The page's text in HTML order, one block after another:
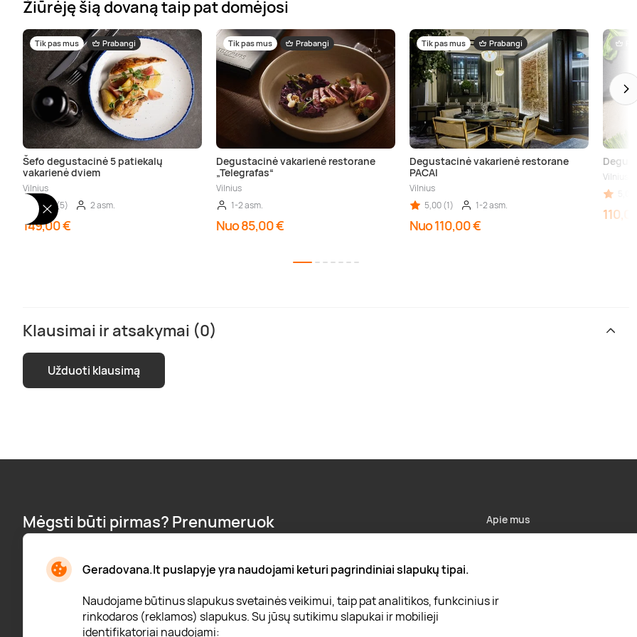
Geradovana.lt puslapyje yra naudojami keturi pagrindiniai slapukų tipai.
Naudojame būtinus slapukus svetainės veikimui, taip pat analitikos, funkcinius ir
rinkodaros (reklamos) slapukus. Su jūsų sutikimu slapukai ir mobilieji
identifikatoriai naudojami:
Žiūrėję šią dovaną taip pat domėjosi
Tik pas mus Prabangi
Šefo degustacinė 5 patiekalų
vakarienė dviem
Vilnius
5,00 (5)
2 asm.
149,00 €
Tik pas mus Prabangi
Degustacinė vakarienė restorane
„Telegrafas“
Vilnius
1-2 asm.
Nuo 85,00 €
Tik pas mus Prabangi
Degustacinė vakarienė restorane
PACAI
Vilnius
5,00 (1)
1-2 asm.
Nuo 110,00 €
Vilnius
110,00
Klausimai ir atsakymai (0)
Užduoti klausimą
Mėgsti būti pirmas? Prenumeruok
naujienlaiškį:
Naujienos, pranešimai apie nuolaidas ir dar daugiau!
* Susipažinau suprivatumo politika
Apie mus
Karjera